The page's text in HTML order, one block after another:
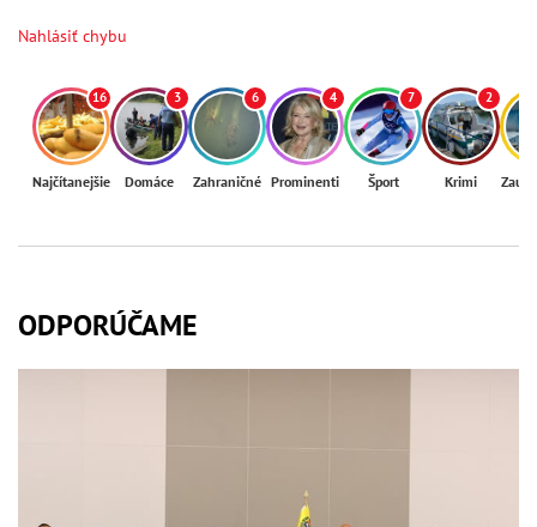
Nahlásiť chybu
16
Najčítanejšie
3
Domáce
6
Zahraničné
4
Prominenti
7
Šport
2
Krimi
ODPORÚČAME